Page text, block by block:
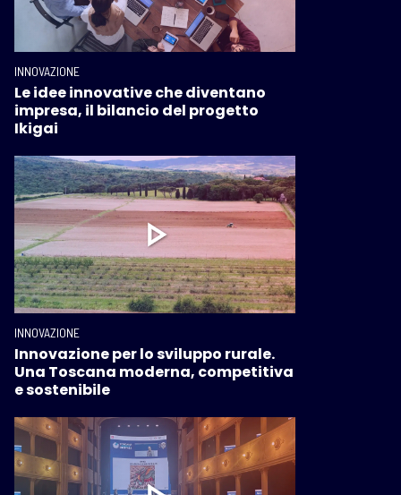
INNOVAZIONE
Le idee innovative che diventano
impresa, il bilancio del progetto
Ikigai
INNOVAZIONE
Innovazione per lo sviluppo rurale.
Una Toscana moderna, competitiva
e sostenibile